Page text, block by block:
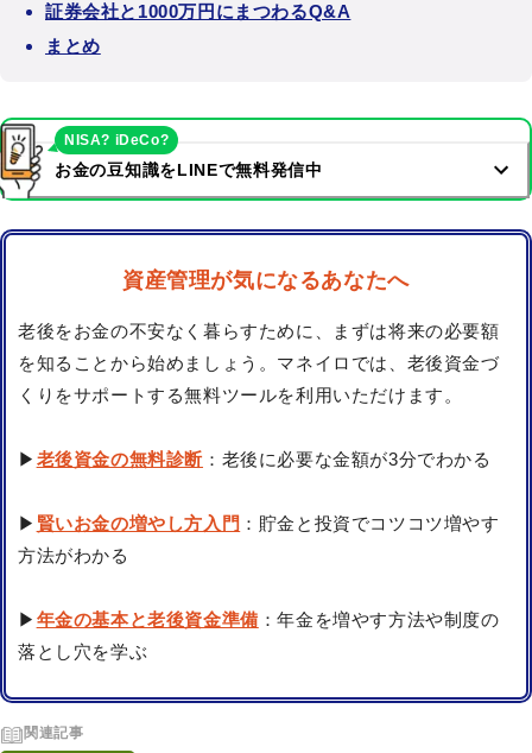
証券会社と1000万円にまつわるQ&A
まとめ
お金の豆知識をLINEで無料発信中
NISA? iDeCo?
資産管理が気になるあなたへ
老後をお金の不安なく暮らすために、まずは将来の必要額
を知ることから始めましょう。マネイロでは、老後資金づ
くりをサポートする無料ツールを利用いただけます。
▶ 老後資金の無料診断 ：老後に必要な金額が3分でわかる
▶ 賢いお金の増やし方入門 ：貯金と投資でコツコツ増やす
方法がわかる
▶ 年金の基本と老後資金準備 ：年金を増やす方法や制度の
落とし穴を学ぶ
関連記事